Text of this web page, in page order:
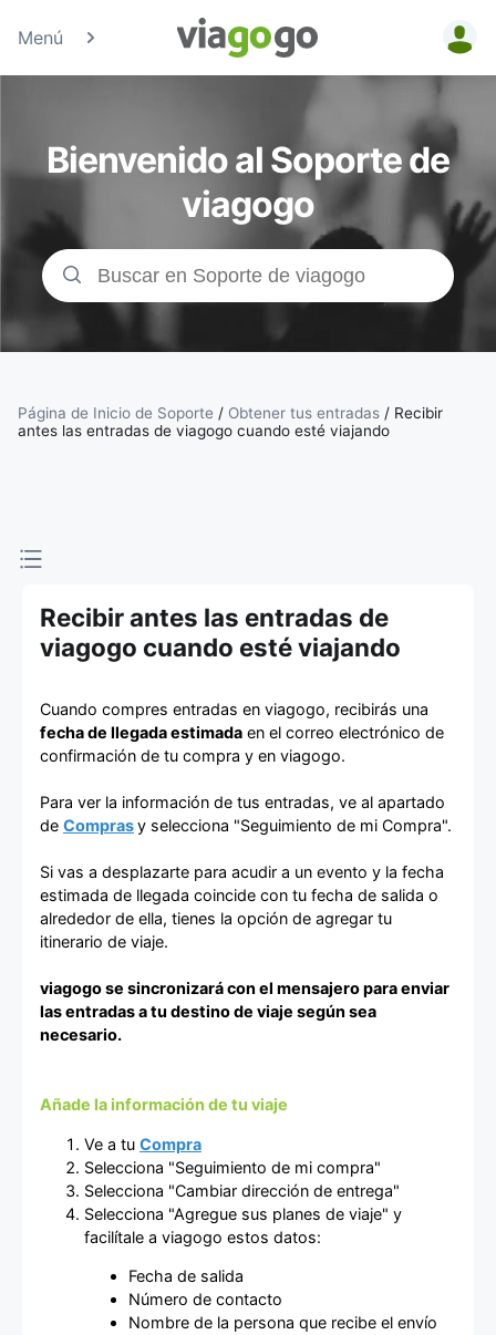
Menú
Entradas
para
Conciertos,
Deporte y
Teatro |
viagogo, el
sitio de
Bienvenido al Soporte de
viagogo
Página de Inicio de Soporte / Obtener tus entradas / Recibir
antes las entradas de viagogo cuando esté viajando
Recibir antes las entradas de
viagogo cuando esté viajando
Cuando compres entradas en viagogo, recibirás una
fecha de llegada estimada en el correo electrónico de
confirmación de tu compra y en viagogo.
Para ver la información de tus entradas, ve al apartado
de Comprasy selecciona "Seguimiento de mi Compra".
Si vas a desplazarte para acudir a un evento y la fecha
estimada de llegada coincide con tu fecha de salida o
alrededor de ella, tienes la opción de agregar tu
itinerario de viaje.
viagogo se sincronizará con el mensajero para enviar
las entradas a tu destino de viaje según sea
necesario.
Añade la información de tu viaje
Ve a tu Compra
Selecciona "Seguimiento de mi compra"
Selecciona "Cambiar dirección de entrega"
Selecciona "Agregue sus planes de viaje" y
facilítale a viagogo estos datos:
Fecha de salida
Número de contacto
Nombre de la persona que recibe el envío